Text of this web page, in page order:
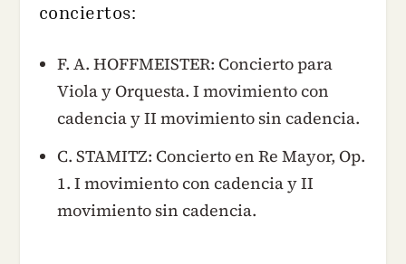
conciertos:
F. A. HOFFMEISTER: Concierto para
Viola y Orquesta. I movimiento con
cadencia y II movimiento sin cadencia.
C. STAMITZ: Concierto en Re Mayor, Op.
1. I movimiento con cadencia y II
movimiento sin cadencia.